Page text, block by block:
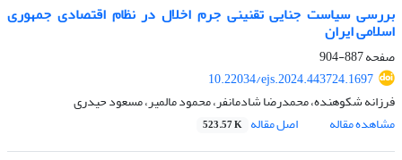
بررسی سیاست جنایی تقنینی جرم اخلال در نظام اقتصادی جمهوری
اسلامی ایران
صفحه887-904
10.22034/ejs.2024.443724.1697
فرزانه شکوهنده، محمدرضا شادمانفر، محمود مالمیر، مسعود حیدری
مشاهده مقاله
اصل مقاله 523.57 K